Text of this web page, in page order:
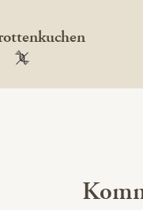
100 % gentechnikfrei